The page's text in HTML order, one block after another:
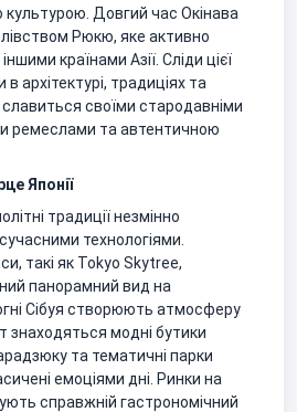
культурою. Довгий час Окінава
Рюкю, яке активно
країнами Азії. Сліди цієї
архітектурі, традиціях та
славиться своїми стародавніми
ремеслами та автентичною
Японії
традиції незмінно
технологіями.
такі як Tokyo Skytree,
панорамний вид на
Сібуя створюють атмосферу
знаходяться модні бутики
та тематичні парки
емоціями дні. Ринки на
справжній гастрономічний